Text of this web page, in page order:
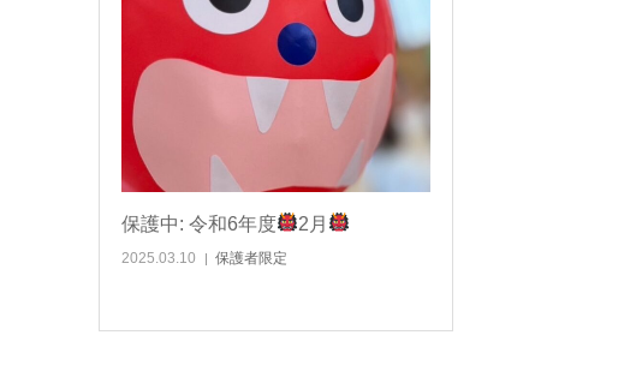
保護中: 令和6年度 2月
2025.03.10 保護者限定